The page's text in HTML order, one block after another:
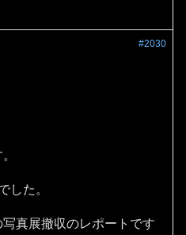
#2030
した。
真展撤収のレポートです